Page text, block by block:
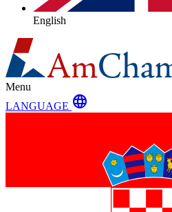
English
Menu
LANGUAGE language